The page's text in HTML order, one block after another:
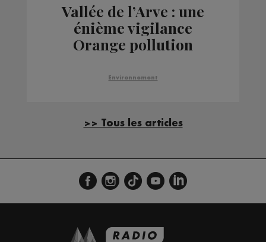
Vallée de l’Arve : une
énième vigilance
Orange pollution
Environnement
>> Tous les articles